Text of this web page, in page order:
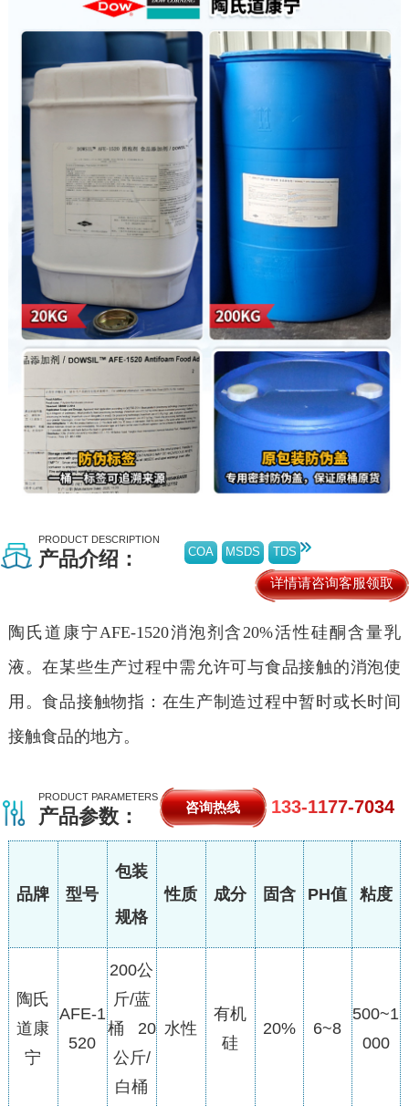
PRODUCT DESCRIPTION
产品介绍： COA MSDS TDS
详情请咨询客服领取
陶氏道康宁AFE-1520消泡剂含20%活性硅酮含量乳
液。在某些生产过程中需允许可与食品接触的消泡使
用。食品接触物指：在生产制造过程中暂时或长时间
接触食品的地方。
PRODUCT PARAMETERS
产品参数： 咨询热线 133-1177-7034
品牌 型号
包装
规格
性质 成分 固含 PH值 粘度
陶氏
道康
宁
AFE-1
520
200公
斤/蓝
桶 20
公斤/
白桶
水性
有机
硅
20% 6~8
500~1
000